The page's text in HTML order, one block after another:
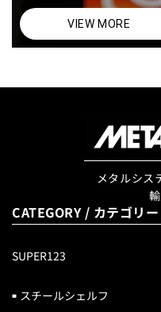
VIEW MORE
メタルシス
CATEGORY / カテゴリー
SUPER123
スチールシェルフ